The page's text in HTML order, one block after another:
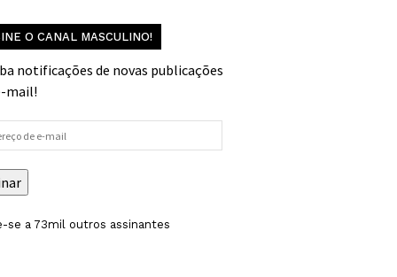
O CANAL MASCULINO!
notificações de novas publicações
mail!
se a 73mil outros assinantes